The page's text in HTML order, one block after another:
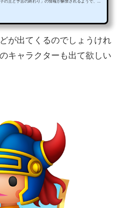
めんじゅなどの新モンスターが登場「ドラゴンクエス
場するモンスターがリーク・・・と...
が出てくるのでしょうけれ
キャラクターも出て欲しい